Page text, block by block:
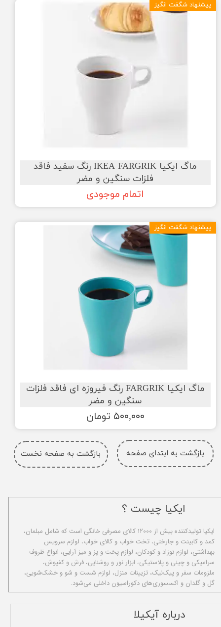
ماگ ایکیا IKEA FARGRIK رنگ سفید فاقد
فلزات سنگین و مضر
اتمام موجودی
پیشنهاد شگفت انگیز
ماگ ایکیا FARGRIK رنگ فیروزه ای فاقد فلزات
سنگین و مضر
۵۰۰,۰۰۰ تومان
پیشنهاد شگفت انگیز
بازگشت به صفحه نخست بازگشت به ابتدای صفحه
​درباره آیکیلا
ایکیا چیست ؟
ا​یکیا تولیدکننده بیش از ۱۲۰۰۰ کالای مصرفی خانگی است که شامل مبلمان،
کمد و کابینت و جارختی، تخت خواب و کالای خواب، لوازم سرویس
بهداشتی، لوازم نوزاد و کودکان، لوازم پخت و پز و میز آرایی، انواع ظروف
سرامیکی و چینی و پلاستیکی، ابزار نور و روشنایی، فرش و کفپوش،
ملزومات سفر و پیک‌نیک، تزیینات منزل، لوازم شست و شو و خشک‌شویی،
گل و گلدان و اکسسوری‌های دکوراسیون داخلی می‌شود.